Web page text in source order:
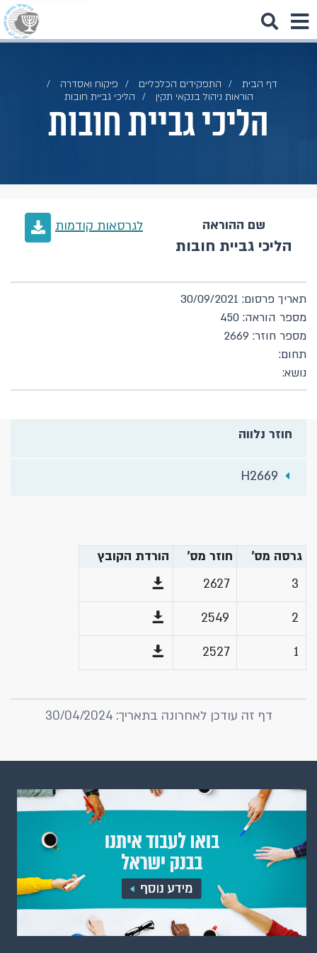
דף הבית התפקידים הכלכליים
פיקוח ואסדרה
הוראות ניהול בנקאי תקין
הליכי גביית חובות
הליכי גביית חובות
שם ההוראה
הליכי גביית חובות
לגרסאות קודמות
תאריך פרסום: 30/09/2021
מספר הוראה: 450
מספר חוזר: 2669
תחום:
נושא:
חוזר נלווה
H2669
גרסה מס' חוזר מס'
הורדת הקובץ
3
2627
2
2549
1
2527
דף זה עודכן לאחרונה בתאריך: 30/04/2024